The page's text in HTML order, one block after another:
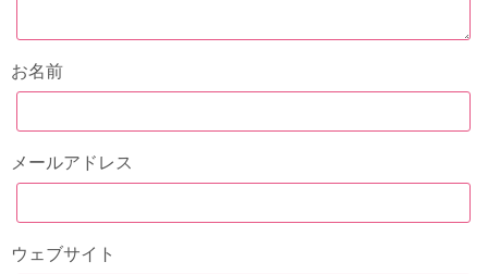
お名前
メールアドレス
ウェブサイト